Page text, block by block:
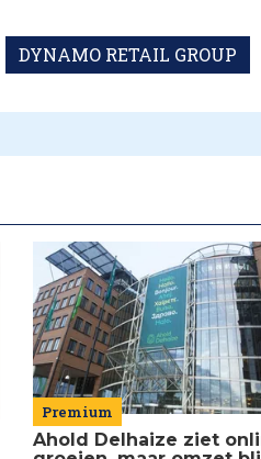
DYNAMO RETAIL GROUP
Premium
Ahold Delhaize ziet